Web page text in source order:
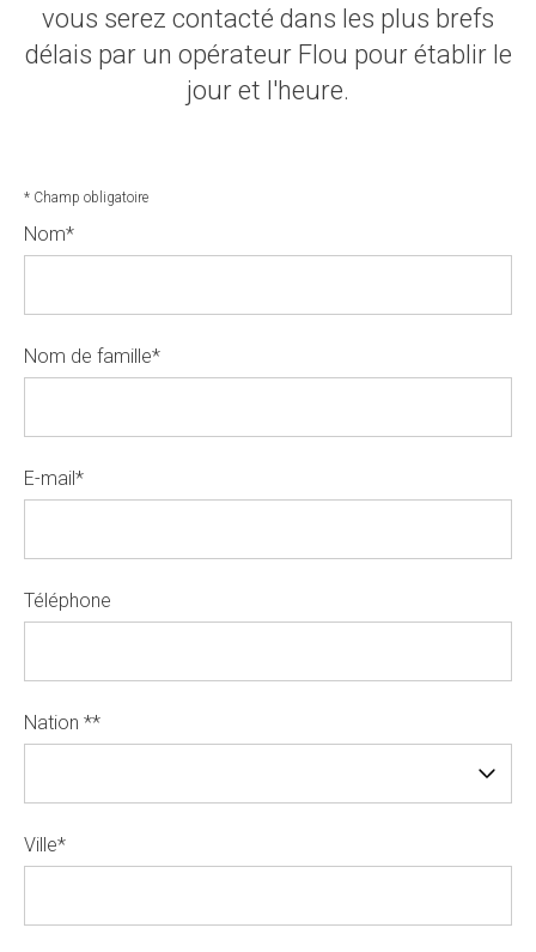
vous serez contacté dans les plus brefs
délais par un opérateur Flou pour établir le
jour et l'heure.
* Champ obligatoire
Nom*
Nom de famille*
E-mail*
Téléphone
Nation **
Ville*